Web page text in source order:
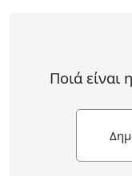
Ποιά είναι